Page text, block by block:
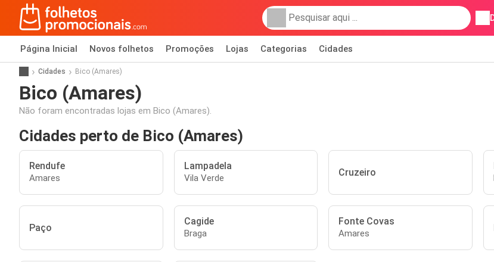
Página Inicial Novos folhetos Promoções Lojas Categorias Cidades
Cidades Bico (Amares)
Bico (Amares)
Não foram encontradas lojas em Bico (Amares).
Cidades perto de Bico (Amares)
Rendufe
Amares
Lampadela
Vila Verde Cruzeiro
Paço
Cagide
Braga
Fonte Covas
Amares